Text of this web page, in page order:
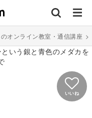
オンライン教室・通信講座
いいね